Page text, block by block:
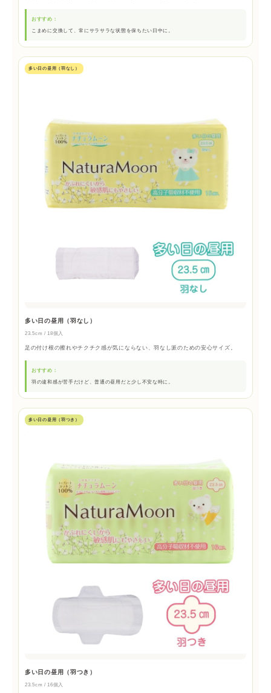
おすすめ：
こまめに交換して、常にサラサラな状態を保ちたい日中に。
多い日の昼用（羽なし）
多い日の昼用（羽なし）
23.5cm / 18個入
足の付け根の擦れやチクチク感が気にならない、羽なし派のための安心サイズ。
おすすめ：
羽の違和感が苦手だけど、普通の昼用だと少し不安な時に。
多い日の昼用（羽つき）
多い日の昼用（羽つき）
23.5cm / 16個入